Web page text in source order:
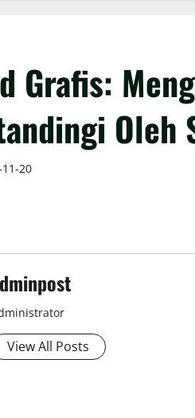
Grafis:
Oleh
20
View All Posts